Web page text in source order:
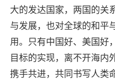
大的发达国家，两国的关
与发展，也对全球的和平
用。只有中国好、美国好
目标的实现，离不开海内
携手共进，共同书写人类